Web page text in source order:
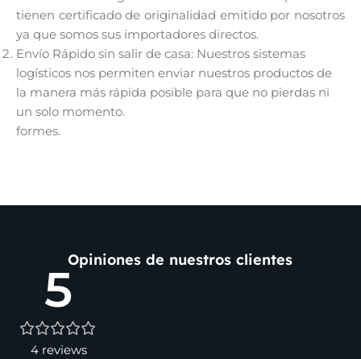
tienen certificado de originalidad emitido por nosotros
ya que somos sus importadores directos.
Envío Rápido sin salir de casa: Nuestros sistemas
logísticos nos permiten enviar nuestros productos de
la manera más rápida posible para que no pierdas ni
un solo momento.
formes.
Opiniones de nuestros clientes
5
4 reviews